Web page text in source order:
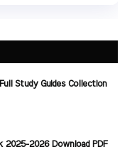
Study Guides Collection
2025-2026 Download PDF